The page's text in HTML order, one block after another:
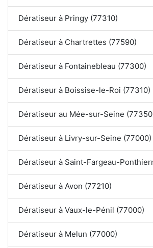
Dératiseur à Pringy (77310)
Dératiseur à Chartrettes (77590)
Dératiseur à Fontainebleau (77300)
Dératiseur à Boissise-le-Roi (77310)
Dératiseur au Mée-sur-Seine
Dératiseur à Livry-sur-Seine (77000)
Dératiseur à Saint-Fargeau-
Dératiseur à Avon (77210)
Dératiseur à Vaux-le-Pénil (77000)
Dératiseur à Melun (77000)